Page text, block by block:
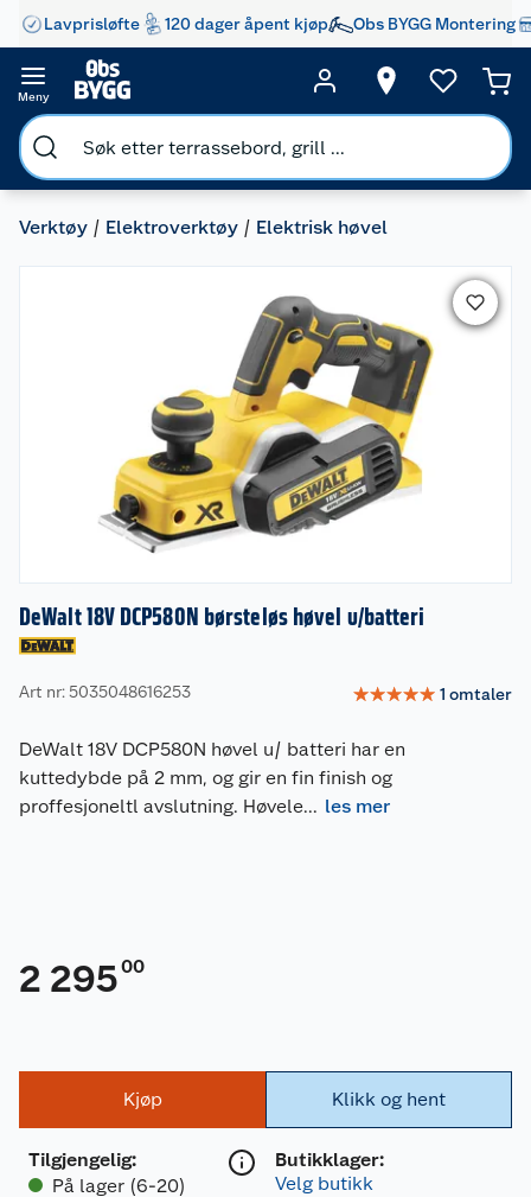
Lavprisløfte 120 dager åpent kjøp Obs BYGG Montering
Meny
Verktøy Elektroverktøy Elektrisk høvel
DeWalt 18V DCP580N børsteløs høvel u/batteri
Art nr: 5035048616253 ☆☆☆☆☆ 1 omtaler
DeWalt 18V DCP580N høvel u/ batteri har en
kuttedybde på 2 mm, og gir en fin finish og
proffesjoneltl avslutning. Høvele... les mer
2 29500
Kjøp
Tilgjengelig:
På lager (6-20)
Klikk og hent
Butikklager:
Velg butikk